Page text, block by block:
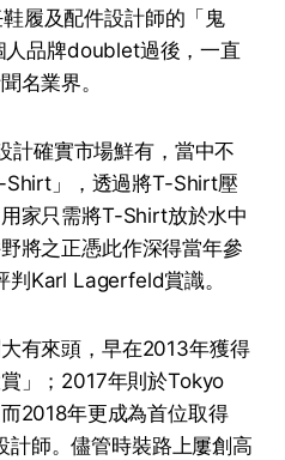
履及配件設計師的「鬼
品牌doublet過後，一直
名業界。
計確實市場鮮有，當中不
」，透過將T-Shirt壓
家只需將T-Shirt放於水中
將之正憑此作深得當年參
Karl Lagerfeld賞識。
有來頭，早在2013年獲得
」；2017年則於Tokyo
2018年更成為首位取得
計師。儘管時裝路上屢創高